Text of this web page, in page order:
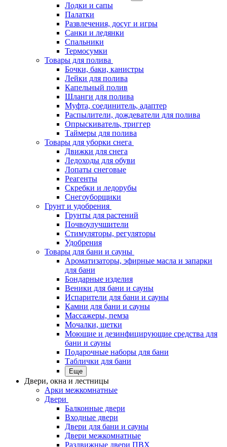
Лодки и сапы
Палатки
Развлечения, досуг и игры
Санки и ледянки
Спальники
Термосумки
Товары для полива
Бочки, баки, канистры
Лейки для полива
Капельный полив
Шланги для полива
Муфта, соединитель, адаптер
Распылители, дождеватели для полива
Опрыскиватель, триггер
Таймеры для полива
Товары для уборки снега
Движки для снега
Ледоходы для обуви
Лопаты снеговые
Реагенты
Скребки и ледорубы
Снегоуборщики
Грунт и удобрения
Грунты для растений
Почвоулучшители
Стимуляторы, регуляторы
Удобрения
Товары для бани и сауны
Ароматизаторы, эфирные масла и запарки
для бани
Бондарные изделия
Веники для бани и сауны
Испарители для бани и сауны
Камни для бани и сауны
Массажеры, пемза
Мочалки, щетки
Моющие и дезинфицирующие средства для
бани и сауны
Подарочные наборы для бани
Таблички для бани
Еще
Двери, окна и лестницы
Арки межкомнатные
Двери
Балконные двери
Входные двери
Двери для бани и сауны
Двери межкомнатные
Раздвижные двери ПВХ